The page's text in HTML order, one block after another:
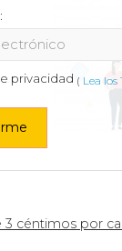
privacidad ( Lea los
3 céntimos por